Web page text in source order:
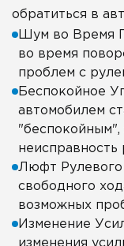
обратиться в
Шум во Время
во время
проблем с
Беспокойное
автомобилем
"беспокойным",
неисправность
Люфт Рулевого
свободного
возможных
Изменение
изменения